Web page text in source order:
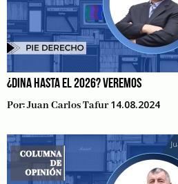
¿DINA HASTA EL 2026? VEREMOS
Por:Juan Carlos Tafur 14.08.2024